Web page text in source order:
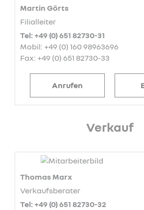
Martin Görts
Filialleiter
Tel: +49 (0) 651 82730-31
Mobil: +49 (0) 160 98963696
Fax: +49 (0) 651 82730-33
Anrufen
Verkauf
Thomas Marx
Verkaufsberater
Tel: +49 (0) 651 82730-32